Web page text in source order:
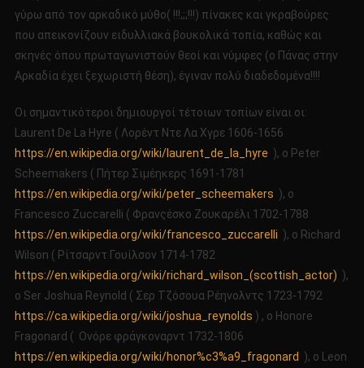
γύρω από τον αρκαδικό μύθο( !!!;;;!!!) πίνακες και γκραβούρες
που απεικονίζουν ειδυλλιακά βουκολικά τοπία, καθώς και
σκηνές όπου πρωταγωνιστούν θεοί και νύμφες (ο Πάνας στην
Αρκαδία έχει ξεχωριστή θέση), έγιναν πολύ διαδεδομένα!!!!
Οι σημαντικότεροι δημιουργοί τέτοιων τοπίων είναι οι:
Laurent De La Hyre ( Λορέντ Ντε Λα Χγρε 1606-1656
https://en.wikipedia.org/wiki/laurent_de_la_hyre ), ο Peter
Scheemakers ( Πήτερ Σιμέηκερς 1691-1781
https://en.wikipedia.org/wiki/peter_scheemakers ), ο
Francesco Zuccarelli ( Φρανςέσκο Ζουκαρέλι 1702-1788
https://en.wikipedia.org/wiki/francesco_zuccarelli ), ο Richard
Wilson ( Ρίτσαρντ Γουίλσον 1714-1782
https://en.wikipedia.org/wiki/richard_wilson_(scottish_actor) ),
o Ser Joshua Reynold ( Σερ Τζόσουα Ρέηνολντς 1723-1792
https://ca.wikipedia.org/wiki/joshua_reynolds ) , o Honore
Fragonard ( Oνόρε φράγκοναρντ 1732-1806
https://en.wikipedia.org/wiki/honor%c3%a9_fragonard ), ο Leon